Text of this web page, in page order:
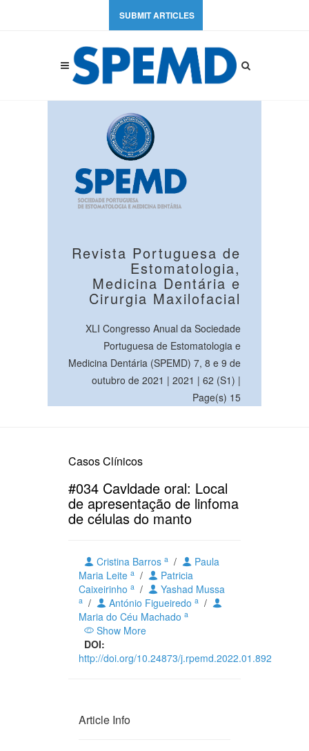
SUBMIT ARTICLES
Revista Portuguesa de
Estomatologia,
Medicina Dentária e
Cirurgia Maxilofacial
XLI Congresso Anual da Sociedade
Portuguesa de Estomatologia e
Medicina Dentária (SPEMD) 7, 8 e 9 de
outubro de 2021 | 2021 | 62 (S1) |
Page(s) 15
Casos Clínicos
#034 Cavldade oral: Local
de apresentação de linfoma
de células do manto
Cristina Barros a /
Paula
Maria Leite a /
Patricia
Caixeirinho a / Yashad Mussa
a / António Figueiredo a /
Maria do Céu Machado a
Show More
DOI:
http://doi.org/10.24873/j.rpemd.2022.01.892
Article Info